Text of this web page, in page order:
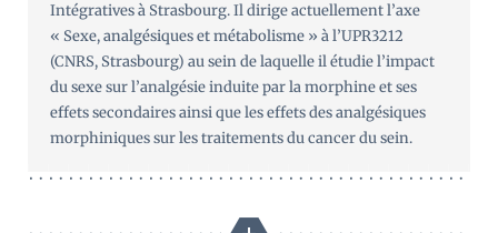
Intégratives à Strasbourg. Il dirige actuellement l’axe
« Sexe, analgésiques et métabolisme » à l’UPR3212
(CNRS, Strasbourg) au sein de laquelle il étudie l’impact
du sexe sur l’analgésie induite par la morphine et ses
effets secondaires ainsi que les effets des analgésiques
morphiniques sur les traitements du cancer du sein.